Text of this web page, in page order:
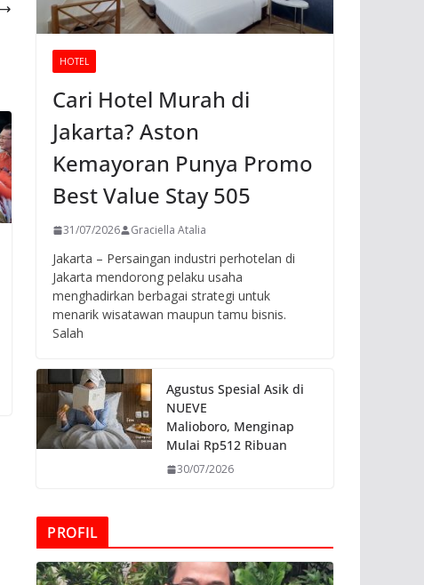
HOTEL
Cari Hotel Murah di
Jakarta? Aston
Kemayoran Punya Promo
Best Value Stay 505
31/07/2026 Graciella Atalia
Jakarta – Persaingan industri perhotelan di
Jakarta mendorong pelaku usaha
menghadirkan berbagai strategi untuk
menarik wisatawan maupun tamu bisnis.
Salah
Agustus Spesial Asik di
NUEVE
Malioboro, Menginap
Mulai Rp512 Ribuan
30/07/2026
PROFIL